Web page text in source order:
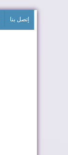
إتصل بنا